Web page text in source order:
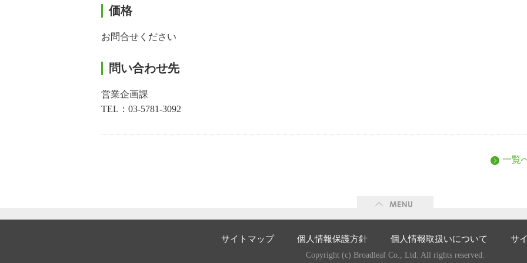
価格
お問合せください
問い合わせ先
営業企画課
TEL：03-5781-3092
一覧
サイトマップ 個人情報保護方針 個人情報取扱いについて サ
Copyright (c) Broadleaf Co., Ltd. All rights reserved.